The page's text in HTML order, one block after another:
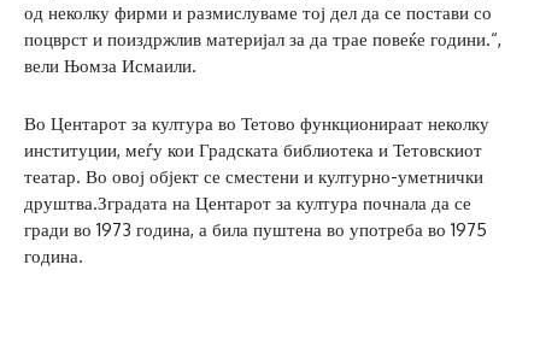
од неколку фирми и размислуваме тој дел да се постави со
поцврст и поиздржлив материјал за да трае повеќе години.“,
вели Њомза Исмаили.
Во Центарот за култура во Тетово функционираат неколку
институции, меѓу кои Градската библиотека и Тетовскиот
театар. Во овој објект се сместени и културно-уметнички
друштва.Зградата на Центарот за култура почнала да се
гради во 1973 година, а била пуштена во употреба во 1975
година.